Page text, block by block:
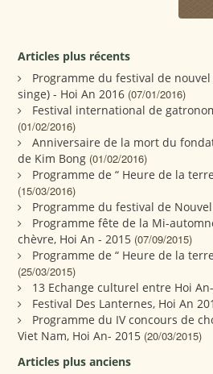
Articles plus récents
Programme du festival de
singe) - Hoi An 2016 (07/01/2016)
Festival international de
(01/02/2016)
Anniversaire de la mort du
de Kim Bong (01/02/2016)
Programme de “ Heure de la
(15/03/2016)
Programme du festival de
Programme fête de la Mi-
chèvre, Hoi An - 2015 (07/09/2015)
Programme de “ Heure de la
(25/03/2015)
13 Echange culturel entre Hoi
Festival Des Lanternes, Hoi An
Programme du IV concours de
Viet Nam, Hoi An- 2015 (20/03/2015)
Articles plus anciens